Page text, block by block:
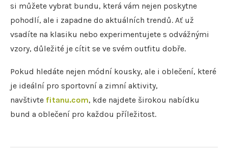
si můžete vybrat bundu, která vám nejen poskytne
pohodlí, ale i zapadne do aktuálních trendů. Ať už
vsadíte na klasiku nebo experimentujete s odvážnými
vzory, důležité je cítit se ve svém outfitu dobře.
Pokud hledáte nejen módní kousky, ale i oblečení, které
je ideální pro sportovní a zimní aktivity,
navštivte fitanu.com, kde najdete širokou nabídku
bund a oblečení pro každou příležitost.